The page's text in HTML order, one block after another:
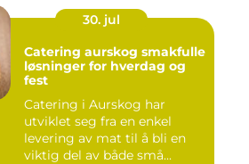
30. jul
Catering aurskog smakfulle
løsninger for hverdag og
fest
Catering i Aurskog har
utviklet seg fra en enkel
levering av mat til å bli en
viktig del av både små...